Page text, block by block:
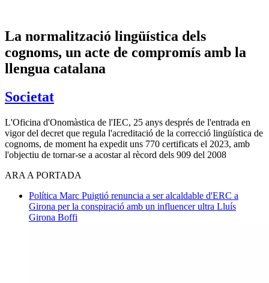
La normalització lingüística dels
cognoms, un acte de compromís amb la
llengua catalana
Societat
L'Oficina d'Onomàstica de l'IEC, 25 anys després de l'entrada en
vigor del decret que regula l'acreditació de la correcció lingüística de
cognoms, de moment ha expedit uns 770 certificats el 2023, amb
l'objectiu de tornar-se a acostar al rècord dels 909 del 2008
ARA A PORTADA
Política Marc Puigtió renuncia a ser alcaldable d'ERC a
Girona per la conspiració amb un influencer ultra Lluís
Girona Boffi